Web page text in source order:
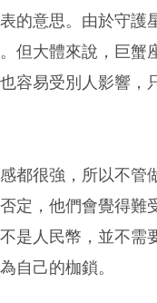
的意思。由於守
但大體來說，巨
容易受別人影響
都很強，所以不
定，他們會覺得
是人民幣，並不需
自己的枷鎖。